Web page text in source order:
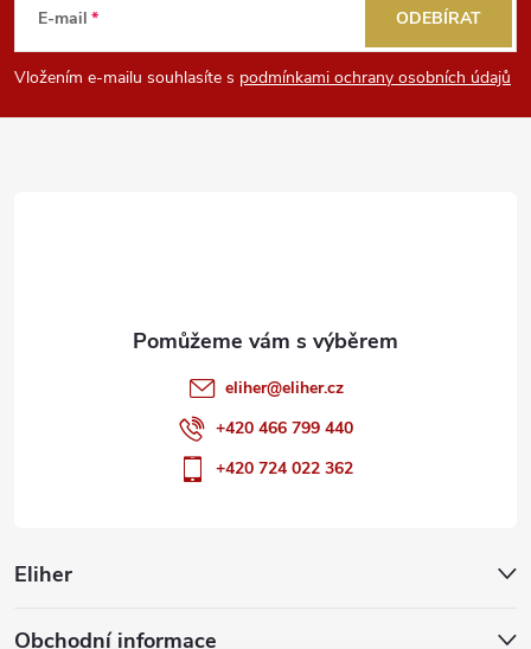
p
E-mail
Vložením e-mailu souhlasíte s podmínkami ochrany osobních údajů
ODEBÍRAT
Eliher
Obchodní informace
eliher@eliher.cz
+420 466 799 440
+420 724 022 362